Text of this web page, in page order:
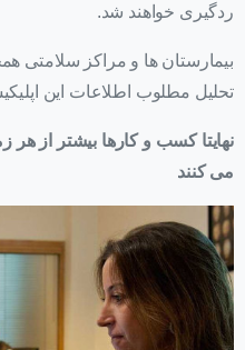
ردگیری خواهند شد.
بیمارستان ها و مراکز سلامتی
تحلیل مطلوب اطلاعات این
نهایتا کسب و کارها بیشتر از هر
می کنند